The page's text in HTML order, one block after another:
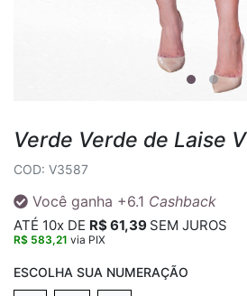
Verde Verde de Laise
COD: V3587
Você ganha +6.1 Cashback
ATÉ 10x DE R$ 61,39 SEM JUROS
R$ 583,21 via PIX